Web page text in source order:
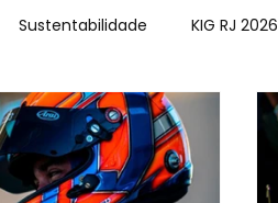
Sustentabilidade KIG RJ 2026
BRK Aldeia Kart Cup